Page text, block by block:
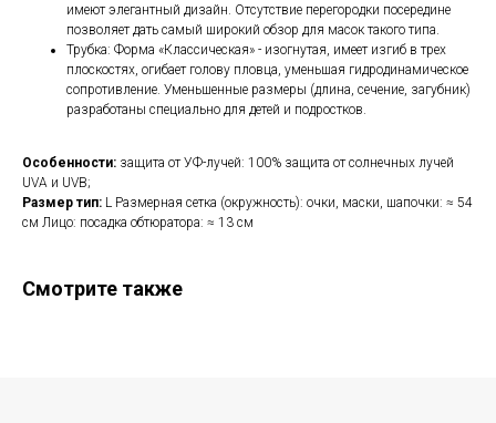
имеют элегантный дизайн. Отсутствие перегородки посередине
позволяет дать самый широкий обзор для масок такого типа.
Трубка: Форма «Классическая» - изогнутая, имеет изгиб в трех
плоскостях, огибает голову пловца, уменьшая гидродинамическое
сопротивление. Уменьшенные размеры (длина, сечение, загубник)
разработаны специально для детей и подростков.
Особенности: защита от УФ-лучей: 100% защита от солнечных лучей
UVA и UVB;
Размер тип: L Размерная сетка (окружность): очки, маски, шапочки: ≈ 54
см Лицо: посадка обтюратора: ≈ 13 см
Смотрите также